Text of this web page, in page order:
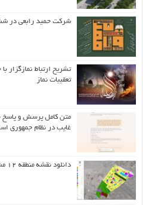
شرکت حمید رابعی در
تشریح ارتباط نمازگزار
تعقیبات نماز
متن کامل پرسش و
غایب در نظام جمهوری
دانلود نقشه منطقه ۱۲ مشهد (الهیه) به تفکیک کاربریها